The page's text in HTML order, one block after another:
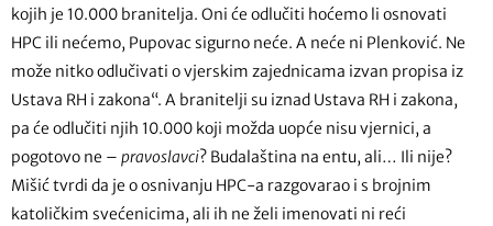
kojih je 10.000 branitelja. Oni će odlučiti hoćemo li osnovati
HPC ili nećemo, Pupovac sigurno neće. A neće ni Plenković. Ne
može nitko odlučivati o vjerskim zajednicama izvan propisa iz
Ustava RH i zakona“. A branitelji su iznad Ustava RH i zakona,
pa će odlučiti njih 10.000 koji možda uopće nisu vjernici, a
pogotovo ne – pravoslavci? Budalaština na entu, ali… Ili nije?
Mišić tvrdi da je o osnivanju HPC-a razgovarao i s brojnim
katoličkim svećenicima, ali ih ne želi imenovati ni reći